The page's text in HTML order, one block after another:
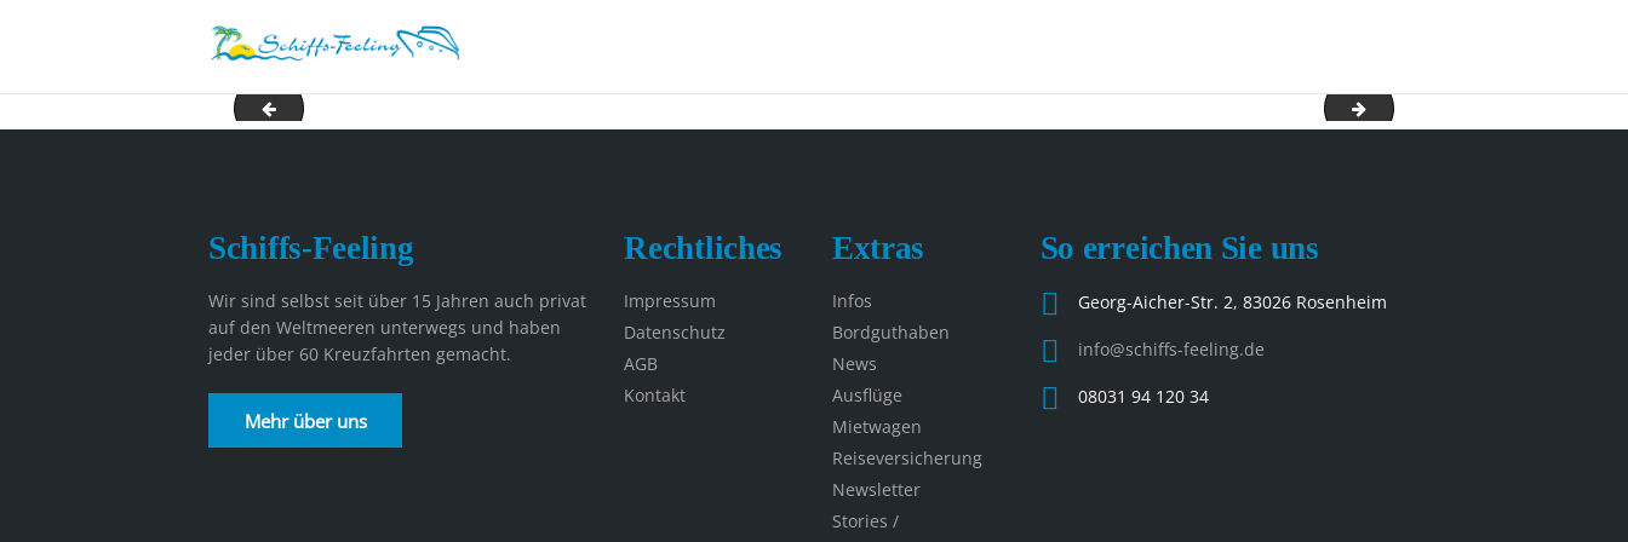
msc-banner Vista164
Schiffs-Feeling
Wir sind selbst seit über 15 Jahren auch privat
auf den Weltmeeren unterwegs und haben
jeder über 60 Kreuzfahrten gemacht.
Mehr über uns
Rechtliches
Impressum
Datenschutz
AGB
Kontakt
Extras
Infos
Bordguthaben
News
Ausflüge
Mietwagen
Reiseversicherung
Newsletter
Stories /
So erreichen Sie uns
Georg-Aicher-Str. 2, 83026 Rosenheim
info@schiffs-feeling.de
08031 94 120 34